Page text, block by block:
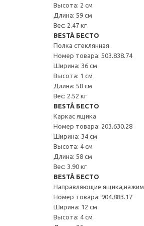
Высота: 2 см
Длина: 59 см
Вес: 2.47 кг
BESTÅ БЕСТО
Полка стеклянная
Номер товара: 503.838.74
Ширина: 36 см
Высота: 1 см
Длина: 58 см
Вес: 2.52 кг
BESTÅ БЕСТО
Каркас ящика
Номер товара: 203.630.28
Ширина: 34 см
Высота: 4 см
Длина: 58 см
Вес: 3.90 кг
BESTÅ БЕСТО
Направляющие
Номер товара: 904.883.17
Ширина: 12 см
Высота: 4 см